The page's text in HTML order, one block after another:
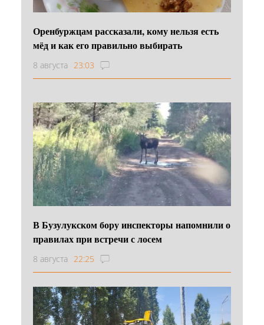
Оренбуржцам рассказали, кому нельзя есть
мёд и как его правильно выбирать
8 августа 23:03
В Бузулукском бору инспекторы напомнили о
правилах при встречи с лосем
8 августа 22:25